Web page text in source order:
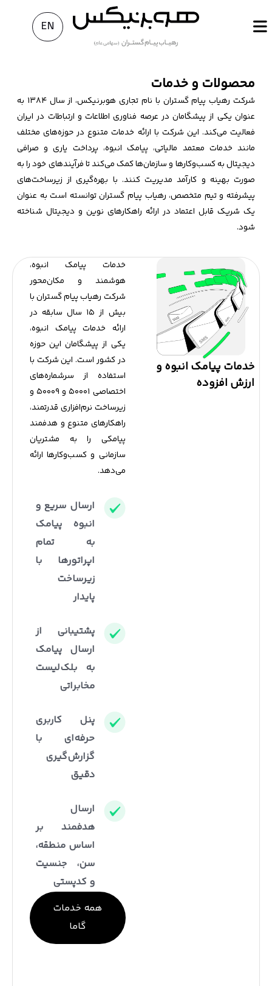
EN
محصولات و خدمات
شرکت رهیاب پیام گستران با نام تجاری هوبرنیکس، از سال ۱۳۸۴ به
عنوان یکی از پیشگامان در عرصه فناوری اطلاعات و ارتباطات در ایران
فعالیت می‌کند. این شرکت با ارائه خدمات متنوع در حوزه‌های مختلف
مانند خدمات معتمد مالیاتی، پیامک انبوه، پرداخت یاری و صرافی
دیجیتال به کسب‌وکارها و سازمان‌ها کمک می‌کند تا فرآیندهای خود را به
صورت بهینه و کارآمد مدیریت کنند. با بهره‌گیری از زیرساخت‌های
پیشرفته و تیم متخصص، رهياب پيام گستران توانسته است به عنوان
یک شریک قابل اعتماد در ارائه راهکارهای نوین و دیجیتال شناخته
شود.
خدمات پيامک انبوه و
ارزش افزوده
خدمات پیامک انبوه،
هوشمند و مکان‌محور
شرکت رهیاب پیام گستران با
بیش از ۱۵ سال سابقه در
ارائه خدمات پیامک انبوه،
یکی از پیشگامان این حوزه
در کشور است. این شرکت با
استفاده از سرشماره‌های
اختصاصی ۵۰۰۰۱ و ۵۰۰۰۹ و
زیرساخت نرم‌افزاری قدرتمند،
راهکارهای متنوع و هدفمند
پیامکی را به مشتریان
سازمانی و کسب‌وکارها ارائه
می‌دهد.
ارسال سریع و
انبوه پیامک
به تمام
اپراتورها با
زیرساخت
پایدار
پشتیبانی از
ارسال پیامک
به بلک‌لیست
مخابراتی
پنل کاربری
حرفه‌ای با
گزارش‌گیری
دقیق
ارسال
هدفمند بر
اساس منطقه،
سن، جنسیت
و کدپستی
همه خدمات
گاما